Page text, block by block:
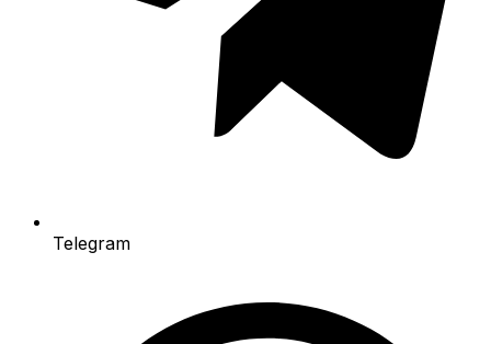
Telegram